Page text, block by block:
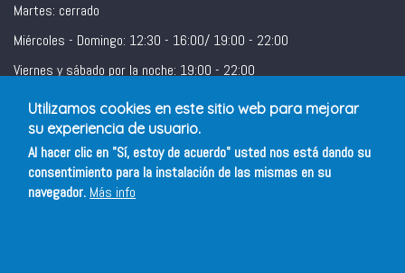
Martes: cerrado
Miércoles - Domingo: 12:30 - 16:00/ 19:00 - 22:00
Viernes y sábado por la noche: 19:00 - 22:00
Utilizamos cookies en este sitio web para mejorar
su experiencia de usuario.
Al hacer clic en "Sí, estoy de acuerdo" usted nos está dando su
consentimiento para la instalación de las mismas en su
navegador. Más info